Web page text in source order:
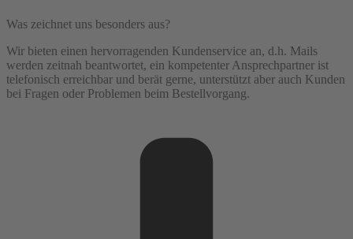
Was zeichnet uns besonders aus?
Wir bieten einen hervorragenden Kundenservice an, d.h. Mails
werden zeitnah beantwortet, ein kompetenter Ansprechpartner ist
telefonisch erreichbar und berät gerne, unterstützt aber auch Kunden
bei Fragen oder Problemen beim Bestellvorgang.